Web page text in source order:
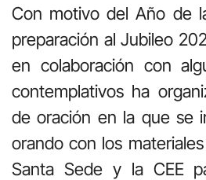
Con motivo del Año de
preparación al Jubileo
en colaboración con
contemplativos ha
de oración en la que se
orando con los
Santa Sede y la CEE